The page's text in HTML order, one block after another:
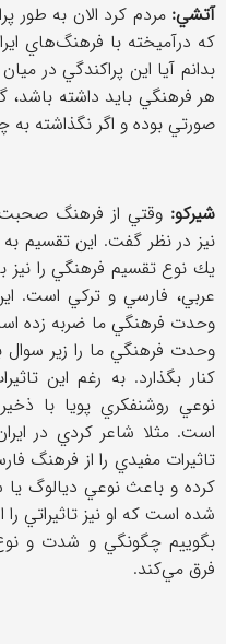
آتشي: مردم كرد الان به طور
كه درآميخته با فرهنگ‌هاي
بدانم آيا اين پراكندگي در
هر فرهنگي بايد داشته
صورتي بوده و اگر نگذاشته
شيركو: وقتي از فرهنگ صحبت
نيز در نظر گفت. اين تقسيم
يك نوع تقسيم فرهنگي را نيز
عربي، فارسي و تركي است.
وحدت فرهنگي ما ضربه زده
وحدت فرهنگي ما را زير سوال
كنار بگذارد. به رغم اين
نوعي روشنفكري پويا با
است. مثلا شاعر كردي در
تاثيرات مفيدي را از فرهنگ
كرده و باعث نوعي ديالوگ يا
شده است كه او نيز تاثيراتي
بگوييم چگونگي و شدت و
فرق مي‌كند.